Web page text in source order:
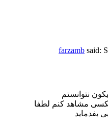
farzamb said:
من دردی800 نیکون نتوانستم
مشاهد کنم لطفا
بفدماید